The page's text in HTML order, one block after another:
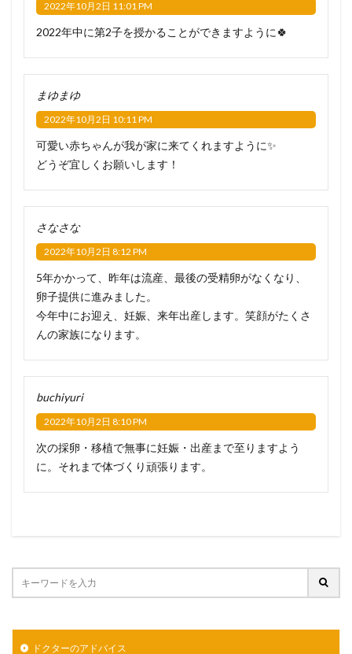
2022年10月2日 11:01 PM
2022年中に第2子を授かることができますように🍀
まゆまゆ
2022年10月2日 10:11 PM
可愛い赤ちゃんが我が家に来てくれますように✨
どうぞ宜しくお願いします！
さなさな
2022年10月2日 8:12 PM
5年かかって、昨年は流産、最後の受精卵がなくなり、
卵子提供に進みました。
今年中にお迎え、妊娠、来年出産します。笑顔がたくさ
んの家族になります。
buchiyuri
2022年10月2日 8:10 PM
次の採卵・移植で無事に妊娠・出産まで至りますよう
に。それまで体づくり頑張ります。
ドクターのアドバイス